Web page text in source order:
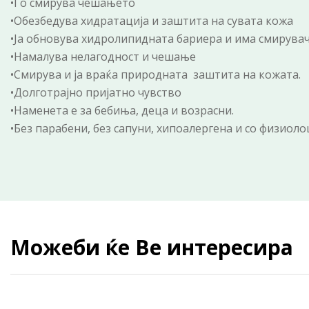
•Обезбедува хидратација и заштита на сувата кожа
•Ја обновува хидролипидната бариера и има
•Намалува нелагодност и чешање
•Смирува и ја враќа природната заштита на кожата.
•Долготрајно пријатно чувство
•Наменета е за бебиња, деца и возрасни.
•Без парабени, без сапуни, хипоалергена и со
Можеби ќе Ве интересира